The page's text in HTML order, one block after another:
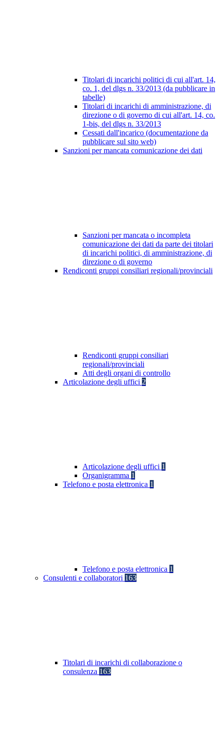
Titolari di incarichi politici di cui all'art. 14,
co. 1, del dlgs n. 33/2013 (da pubblicare in
tabelle)
Titolari di incarichi di amministrazione, di
direzione o di governo di cui all'art. 14, co.
1-bis, del dlgs n. 33/2013
Cessati dall'incarico (documentazione da
pubblicare sul sito web)
Sanzioni per mancata comunicazione dei dati
Sanzioni per mancata o incompleta
comunicazione dei dati da parte dei titolari
di incarichi politici, di amministrazione, di
direzione o di governo
Rendiconti gruppi consiliari regionali/provinciali
Rendiconti gruppi consiliari
regionali/provinciali
Atti degli organi di controllo
Articolazione degli uffici 2
Articolazione degli uffici 1
Organigramma 1
Telefono e posta elettronica 1
Telefono e posta elettronica 1
Consulenti e collaboratori 163
Titolari di incarichi di collaborazione o
consulenza 163